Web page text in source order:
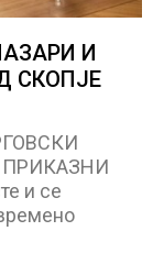
И
СКОПЈЕ
и се